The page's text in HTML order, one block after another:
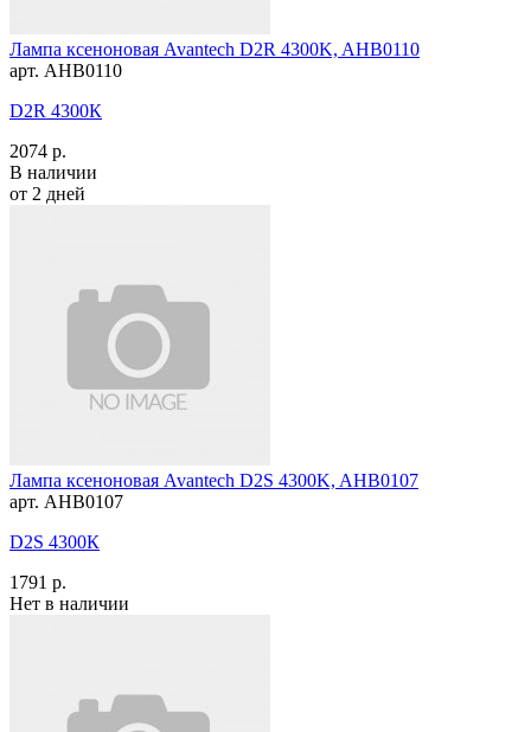
Лампа ксеноновая Avantech D2R 4300K, AHB0110
арт. AHB0110
D2R 4300К
2074 р.
В наличии
от 2 дней
Лампа ксеноновая Avantech D2S 4300K, AHB0107
арт. AHB0107
D2S 4300К
1791 р.
Нет в наличии